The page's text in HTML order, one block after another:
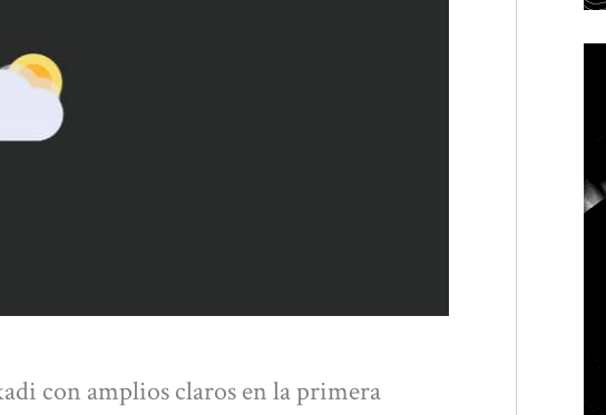
con amplios claros en la primera